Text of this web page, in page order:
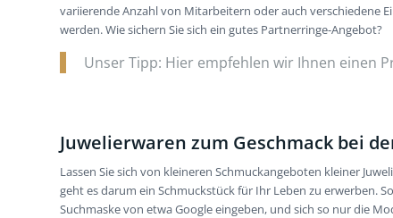
variierende Anzahl von Mitarbeitern oder auch verschiedene
werden. Wie sichern Sie sich ein gutes Partnerringe-Angebot?
Unser Tipp: Hier empfehlen wir Ihnen einen
Juwelierwaren zum Geschmack bei
Lassen Sie sich von kleineren Schmuckangeboten kleiner
geht es darum ein Schmuckstück für Ihr Leben zu erwerben.
Suchmaske von etwa Google eingeben, und sich so nur die